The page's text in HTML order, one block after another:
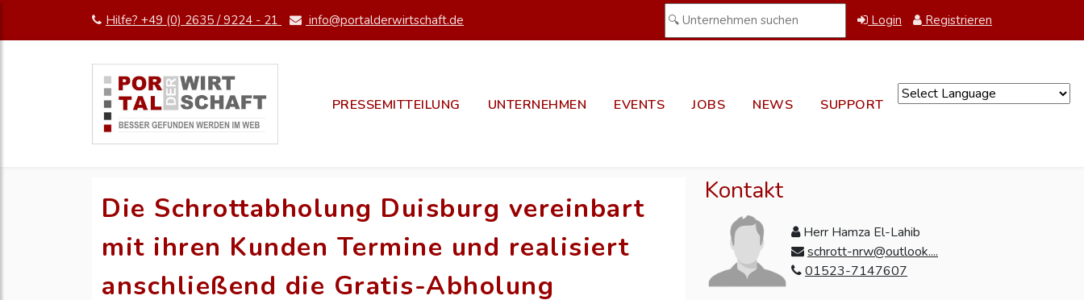
Hilfe? +49 (0) 2635 / 9224 - 21 info@portalderwirtschaft.de Login Registrieren
PRESSEMITTEILUNG UNTERNEHMEN EVENTS JOBS NEWS SUPPORT
Die Schrottabholung Duisburg vereinbart
mit ihren Kunden Termine und realisiert
anschließend die Gratis-Abholung
Kontakt
Herr Hamza El-Lahib
schrott-nrw@outlook....
01523-7147607